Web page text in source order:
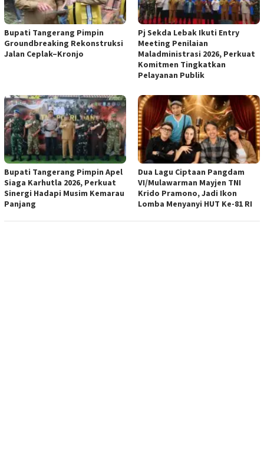
Bupati Tangerang Pimpin
Groundbreaking Rekonstruksi
Jalan Ceplak–Kronjo
Pj Sekda Lebak Ikuti Entry
Meeting Penilaian
Maladministrasi 2026, Perkuat
Komitmen Tingkatkan
Pelayanan Publik
Bupati Tangerang Pimpin Apel
Siaga Karhutla 2026, Perkuat
Sinergi Hadapi Musim Kemarau
Panjang
Dua Lagu Ciptaan Pangdam
VI/Mulawarman Mayjen TNI
Krido Pramono, Jadi Ikon
Lomba Menyanyi HUT Ke-81 RI